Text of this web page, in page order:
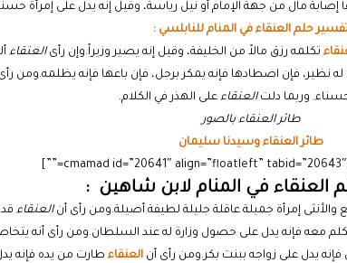
مال من جهة الإمام أو نيل رياسة، وقيل إنه يدل على إمرأة
حلم العنقاء في المنام للنابلسي :
تكلمه رزق مالاً من الخليفة، وقيل إنه يصير وزيراً.وإن رأىالعنقاء
نظير، فإن اصطادها فإنه يمكر برجل، فإن باعها فإنه يظلمه.ومن
وربما دلتالعنقاء على الهذر في الكلام.
طائر العنقاء بالصور
طائر العنقاء وسيدنا سليمان
العنقاء في المنام لابن شاهين :
إمرأة جميلة عاقلة جليلة لطيفة أصيلة.ومن رأى أنالعنقاء
معه فإنه يدل على حصول وزارة له عند السلطان.ومن رأى أنه
يدل على زواجه ببنت بكر.ومن رأى أنالعنقاء طارت من يده فإنه